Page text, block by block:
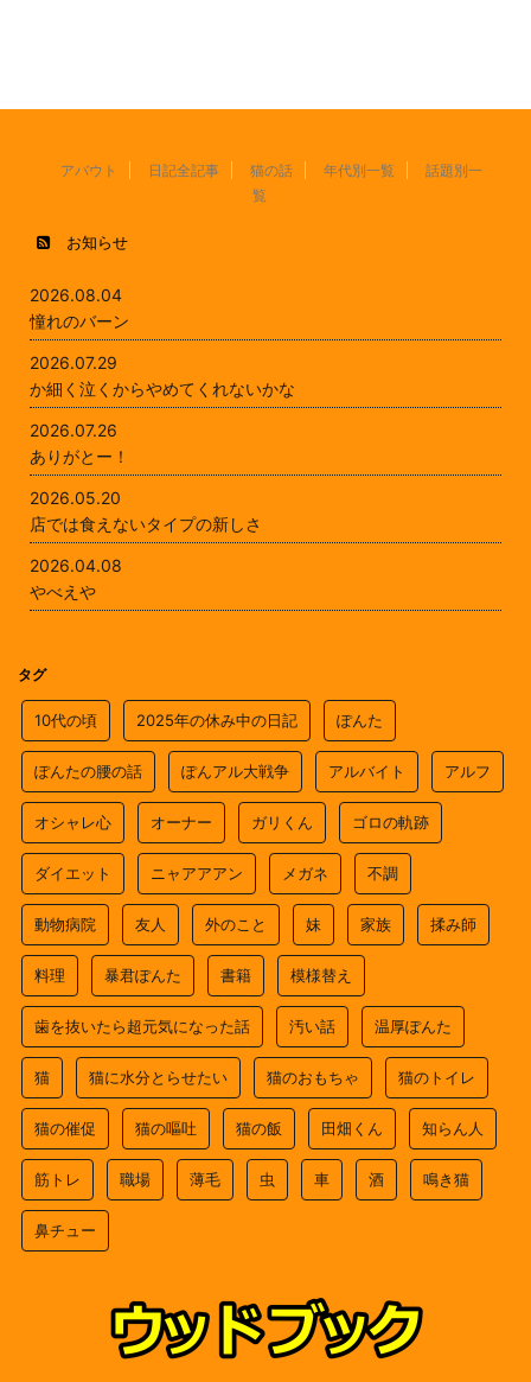
アバウト 日記全記事 猫の話 年代別一覧
話題別一
覧
お知らせ
2026.08.04
憧れのバーン
2026.07.29
か細く泣くからやめてくれないかな
2026.07.26
ありがとー！
2026.05.20
店では食えないタイプの新しさ
2026.04.08
やべえや
タグ
10代の頃 2025年の休み中の日記 ぽんた
ぽんたの腰の話 ぽんアル大戦争 アルバイト アルフ
オシャレ心 オーナー ガリくん ゴロの軌跡
ダイエット ニャアアアン メガネ 不調
動物病院 友人 外のこと 妹 家族 揉み師
料理 暴君ぽんた 書籍 模様替え
歯を抜いたら超元気になった話 汚い話 温厚ぽんた
猫 猫に水分とらせたい 猫のおもちゃ 猫のトイレ
猫の催促 猫の嘔吐 猫の飯 田畑くん 知らん人
筋トレ 職場 薄毛 虫 車 酒 鳴き猫
鼻チュー